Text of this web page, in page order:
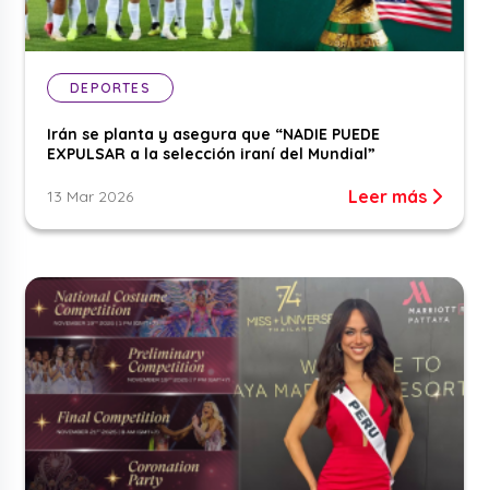
DEPORTES
Irán se planta y asegura que “NADIE PUEDE
EXPULSAR a la selección iraní del Mundial”
13 Mar 2026 Leer más